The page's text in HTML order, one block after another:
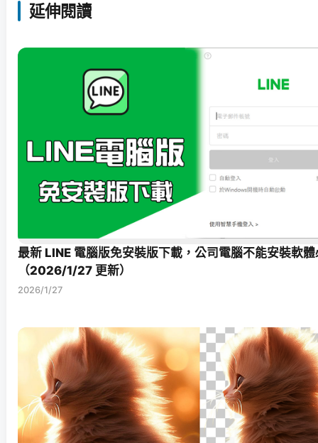
延伸閱讀
最新 LINE 電腦版免安裝版下載，公司電腦不能安裝軟
（2026/1/27 更新）
2026/1/27